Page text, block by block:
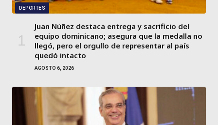
DEPORTES
Juan Núñez destaca entrega y sacrificio del
equipo dominicano; asegura que la medalla no
llegó, pero el orgullo de representar al país
quedó intacto
AGOSTO 6, 2026